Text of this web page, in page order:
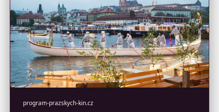
program-prazskych-kin.cz